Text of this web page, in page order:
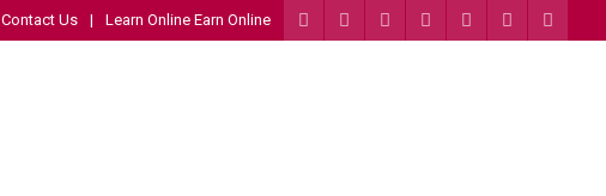
Contact Us Learn Online Earn Online